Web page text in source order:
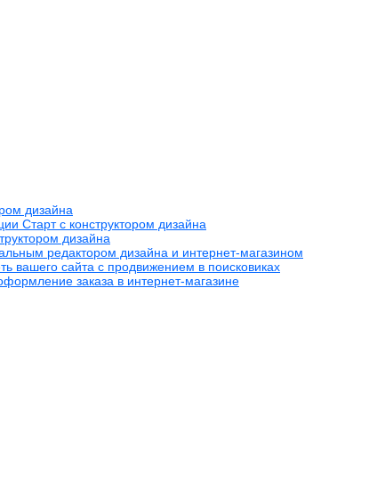
дизайна
Старт с конструктором дизайна
дизайна
редактором дизайна и интернет-магазином
вашего сайта с продвижением в поисковиках
заказа в интернет-магазине